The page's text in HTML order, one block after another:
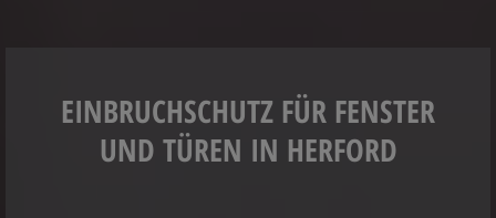
EINBRUCHSCHUTZ FÜR FENSTER
UND TÜREN IN HERFORD